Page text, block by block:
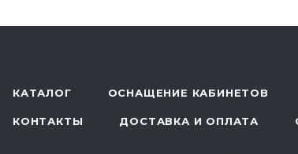
КАТАЛОГ ОСНАЩЕНИЕ КАБИНЕТОВ
КОНТАКТЫ ДОСТАВКА И ОПЛАТА